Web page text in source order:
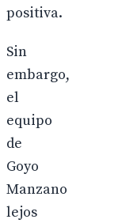
positiva.
Sin
embargo,
el
equipo
de
Goyo
Manzano
lejos